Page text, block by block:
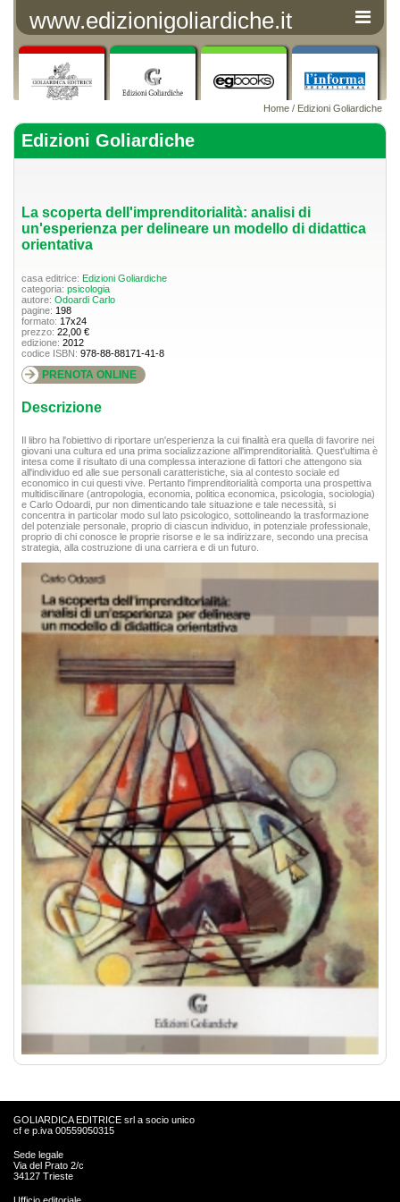
www.edizionigoliardiche.it
Home / Edizioni Goliardiche
Edizioni Goliardiche
La scoperta dell'imprenditorialità: analisi di
un'esperienza per delineare un modello di didattica
orientativa
casa editrice: Edizioni Goliardiche
categoria: psicologia
autore: Odoardi Carlo
pagine: 198
formato: 17x24
prezzo: 22,00 €
edizione: 2012
codice ISBN: 978-88-88171-41-8
PRENOTA ONLINE
Descrizione
Il libro ha l'obiettivo di riportare un'esperienza la cui finalità era quella di favorire nei
giovani una cultura ed una prima socializzazione all'imprenditorialità. Quest'ultima è
intesa come il risultato di una complessa interazione di fattori che attengono sia
all'individuo ed alle sue personali caratteristiche, sia al contesto sociale ed
economico in cui questi vive. Pertanto l'imprenditorialità comporta una prospettiva
multidiscilinare (antropologia, economia, politica economica, psicologia, sociologia)
e Carlo Odoardi, pur non dimenticando tale situazione e tale necessità, si
concentra in particolar modo sul lato psicologico, sottolineando la trasformazione
del potenziale personale, proprio di ciascun individuo, in potenziale professionale,
proprio di chi conosce le proprie risorse e le sa indirizzare, secondo una precisa
strategia, alla costruzione di una carriera e di un futuro.
GOLIARDICA EDITRICE srl a socio unico
cf e p.iva 00559050315
Sede legale
Via del Prato 2/c
34127 Trieste